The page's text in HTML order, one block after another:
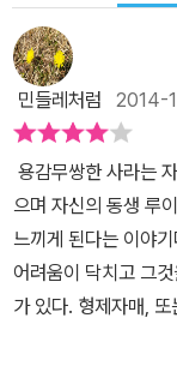
민들레처럼 2014-
용감무쌍한 사라는
으며 자신의 동생 루
느끼게 된다는 이야
어려움이 닥치고 그
가 있다. 형제자매,